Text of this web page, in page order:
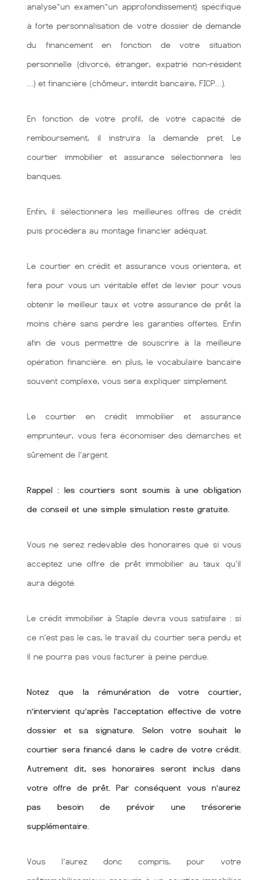
analyse~un examen~un approfondissement} spécifique
à forte personnalisation de votre dossier de demande
du financement en fonction de votre situation
personnelle (divorcé, étranger, expatrié non-résident
…) et financière (chômeur, interdit bancaire, FICP…).
En fonction de votre profil, de votre capacité de
remboursement, il instruira la demande pret. Le
courtier immobilier et assurance sélectionnera les
banques.
Enfin, il sélectionnera les meilleures offres de crédit
puis procédera au montage financier adéquat.
Le courtier en crédit et assurance vous orientera, et
fera pour vous un véritable effet de levier pour vous
obtenir le meilleur taux et votre assurance de prêt la
moins chère sans perdre les garanties offertes. Enfin
afin de vous permettre de souscrire à la meilleure
opération financière. en plus, le vocabulaire bancaire
souvent complexe, vous sera expliquer simplement.
Le courtier en crédit immobilier et assurance
emprunteur, vous fera économiser des démarches et
sûrement de l’argent.
Rappel : les courtiers sont soumis à une obligation
de conseil et une simple simulation reste gratuite.
Vous ne serez redevable des honoraires que si vous
acceptez une offre de prêt immobilier au taux qu'il
aura dégoté.
Le crédit immobilier à Staple devra vous satisfaire : si
ce n’est pas le cas, le travail du courtier sera perdu et
il ne pourra pas vous facturer à peine perdue.
Notez que la rémunération de votre courtier,
n’intervient qu’après l’acceptation effective de votre
dossier et sa signature. Selon votre souhait le
courtier sera financé dans le cadre de votre crédit.
Autrement dit, ses honoraires seront inclus dans
votre offre de prêt. Par conséquent vous n’aurez
pas besoin de prévoir une trésorerie
supplémentaire.
Vous l’aurez donc compris, pour votre